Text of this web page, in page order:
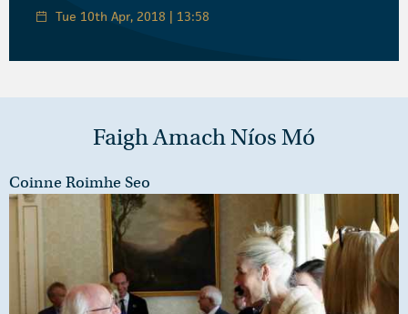
Tue 10th Apr, 2018 | 13:58
Faigh Amach Níos Mó
Coinne Roimhe Seo